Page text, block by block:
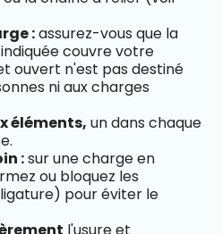
:assurez-vous que la
couvre votre
ouvert n'est pas destiné
ni aux charges
éléments, un dans chaque
:sur une charge en
ou bloquez les
pour éviter le